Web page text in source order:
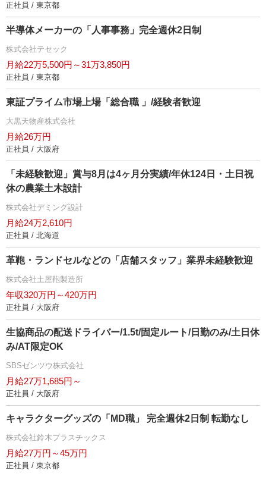
正社員 / 東京都
半導体メーカーの「人事事務」完全週休2日制
株式会社テセック
月給22万5,500円～31万3,850円
正社員 / 東京都
東証プライム市場上場「総合職 」/経験者歓迎
大黒天物産株式会社
月給26万円
正社員 / 大阪府
「未経験歓迎」賞与8月は4ヶ月分実績/年休124日・土日祝
休の農業土木設計
株式会社デミング設計
月給24万2,610円
正社員 / 北海道
革鞄・ランドセルなどの「店舗スタッフ」業界未経験歓迎
株式会社土屋鞄製造所
年収320万円～420万円
正社員 / 大阪府
生協商品の配送ドライバー/1.5t/固定ルート/日勤のみ/土日休
み/AT限定OK
SBSゼンツウ株式会社
月給27万1,685円～
正社員 / 大阪府
キャラクターグッズの「MD職」 完全週休2日制 転勤なし
株式会社鈴木プラスチックス
月給27万円～45万円
正社員 / 東京都